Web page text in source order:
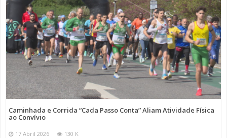
Caminhada e Corrida “Cada Passo Conta” Aliam Atividade Física
ao Convívio
17 Abril 2026 130 K